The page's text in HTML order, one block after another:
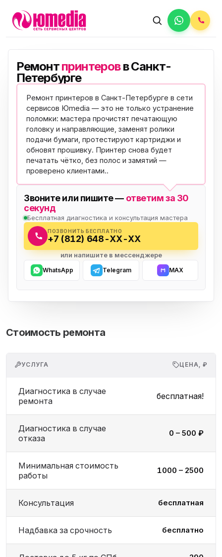
Ремонтпринтеровв Санкт-
Петербурге
Ремонт принтеров в Санкт-Петербурге в сети
сервисов Юmedia — это не только устранение
поломки: мастера прочистят печатающую
головку и направляющие, заменят ролики
подачи бумаги, протестируют картриджи и
обновят прошивку. Принтер снова будет
печатать чётко, без полос и замятий —
проверено клиентами..
Звоните или пишите — ответим за 30
секунд
Бесплатная диагностика и консультация мастера
ПОЗВОНИТЬ БЕСПЛАТНО
+7 (812) 648-XX-XX
или напишите в мессенджере
WhatsApp Telegram MAX
Стоимость ремонта
УСЛУГА ЦЕНА, ₽
Диагностика в случае
ремонта
бесплатная!
Диагностика в случае
отказа
0 – 500 ₽
Минимальная стоимость
работы
1000 – 2500
Консультация бесплатная
Надбавка за срочность бесплатно